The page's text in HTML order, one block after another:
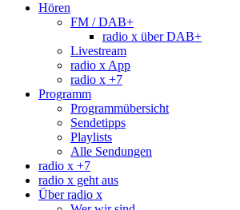
Hören
FM / DAB+
radio x über DAB+
Livestream
radio x App
radio x +7
Programm
Programmübersicht
Sendetipps
Playlists
Alle Sendungen
radio x +7
radio x geht aus
Über radio x